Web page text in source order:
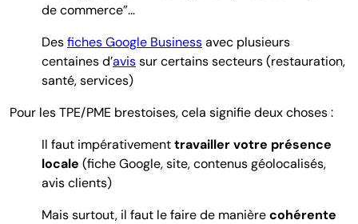
de commerce”…
Desfiches Google Businessavec plusieurs
centaines d’avissur certains secteurs (restauration,
santé, services)
Pour les TPE/PME brestoises, cela signifie deux choses :
Il faut impérativementtravailler votre présence
locale (fiche Google, site, contenus géolocalisés,
avis clients)
Mais surtout, il faut le faire de manièrecohérente